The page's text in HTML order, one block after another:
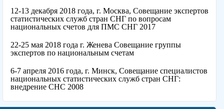
12-13 декабря 2018 года, г. Москва, Совещание экспертов
статистических служб стран СНГ по вопросам
национальных счетов для ПМС СНГ 2017
22-25 мая 2018 года г. Женева Совещание группы
экспертов по национальным счетам
6-7 апреля 2016 года, г. Минск, Совещание специалистов
национальных статистических служб стран СНГ:
внедрение СНС 2008